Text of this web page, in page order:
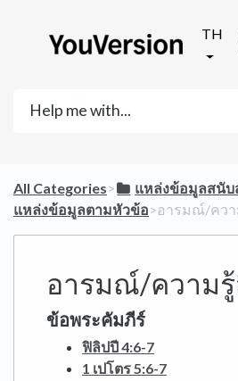
TH
All Categories​>​ แหล่งข้อมูลสนั
แหล่งข้อมูลตามหัวข้อ​>​ อารมณ์/คว
อารมณ์/ความ
ข้อพระคัมภีร์
ฟิลิปปี 4:6-7
1 เปโตร 5:6-7